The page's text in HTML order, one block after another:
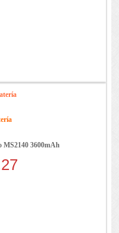
MS2140 3600mAh